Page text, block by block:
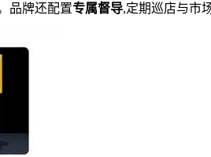
品牌还配置专属督导,定期巡店与市